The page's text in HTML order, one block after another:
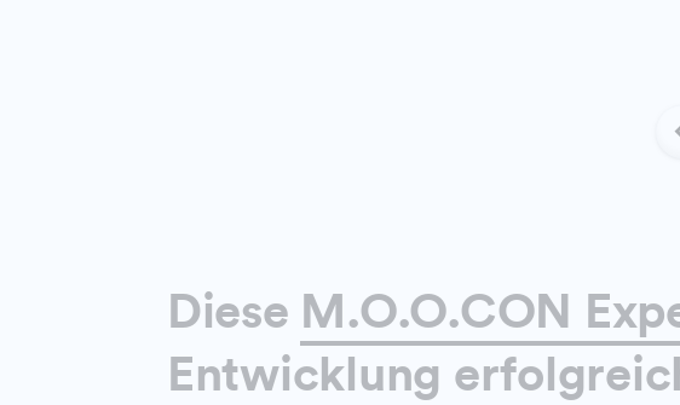
Diese M.O.O.CON
Entwicklung